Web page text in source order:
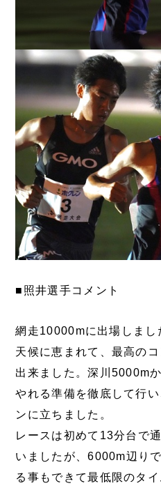
■照井選手コメント
網走10000mに出場しまし
天候に恵まれて、最高の
出来ました。深川5000m
やれる準備を徹底して行
ンに立ちました。
レースは初めて13分台で
いましたが、6000m辺り
る事もできて最低限のタ